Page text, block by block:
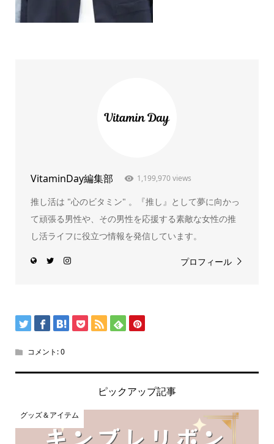
VitaminDay編集部 1,199,970 views
推し活は "心のビタミン" 。『推し』として夢に向かっ
て頑張る男性や、その男性を応援する素敵な女性の推
し活ライフに役立つ情報を発信しています。
プロフィール
コメント:0
ピックアップ記事
グッズ＆アイテム